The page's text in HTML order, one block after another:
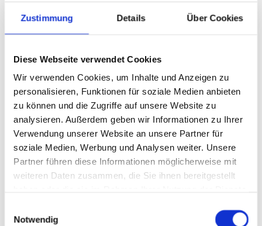
Zustimmung Details Über Cookies
Diese Webseite verwendet Cookies
Wir verwenden Cookies, um Inhalte und Anzeigen zu
personalisieren, Funktionen für soziale Medien anbieten
zu können und die Zugriffe auf unsere Website zu
analysieren. Außerdem geben wir Informationen zu Ihrer
Verwendung unserer Website an unsere Partner für
soziale Medien, Werbung und Analysen weiter. Unsere
Partner führen diese Informationen möglicherweise mit
weiteren Daten zusammen, die Sie ihnen bereitgestellt
Notwendig
E-Mail:info@hanse-hausmeister-service.de
unserer Öffnungszeiten, sind wir telefonisch für Sie
Verfügung.
Unsere Öffnungszeiten
Montag - Freitag